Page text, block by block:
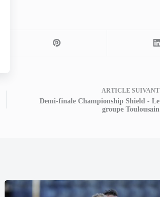
ARTICLESUIVANT
Demi-finale Championship Shield - Le
groupe Toulousain